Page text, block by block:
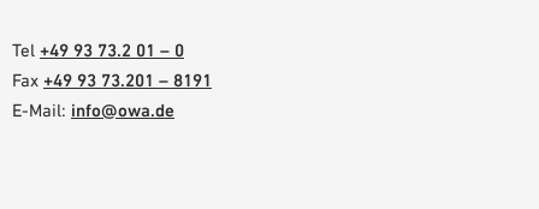
Tel +49 93 73.2 01 – 0
Fax +49 93 73.201 – 8191
E-Mail: info@owa.de